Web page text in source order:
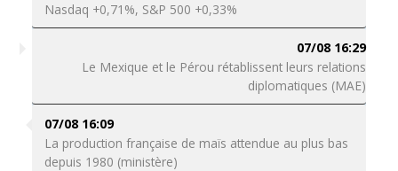
Nasdaq +0,71%, S&P 500 +0,33%
07/08 16:29
Le Mexique et le Pérou rétablissent leurs relations
diplomatiques (MAE)
07/08 16:09
La production française de maïs attendue au plus bas
depuis 1980 (ministère)